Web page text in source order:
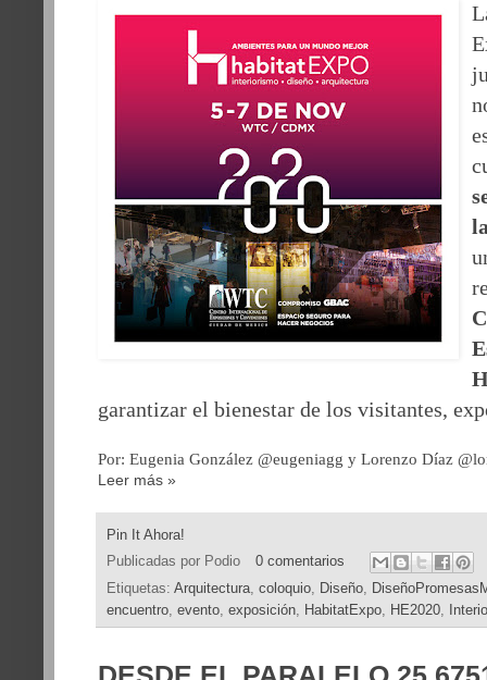
garantizar el bienestar de los visitantes,
Por: Eugenia González @eugeniagg y Lorenzo Díaz
Leer más »
Pin It Ahora!
Publicadas por Podio
0 comentarios
Etiquetas: Arquitectura, coloquio, Diseño,
encuentro, evento, exposición, HabitatExpo, HE2020,